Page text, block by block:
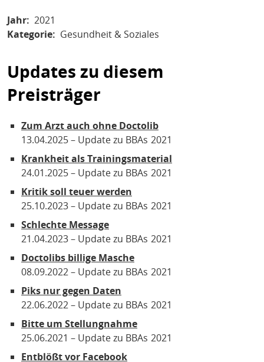
Jahr 2021
Kategorie
Gesundheit & Soziales
Updates zu diesem
Preisträger
Zum Arzt auch ohne Doctolib
13.04.2025
Update zu BBAs 2021
Krankheit als Trainingsmaterial
24.01.2025
Update zu BBAs 2021
Kritik soll teuer werden
25.10.2023
Update zu BBAs 2021
Schlechte Message
21.04.2023
Update zu BBAs 2021
Doctolibs billige Masche
08.09.2022
Update zu BBAs 2021
Piks nur gegen Daten
22.06.2022
Update zu BBAs 2021
Bitte um Stellungnahme
25.06.2021
Update zu BBAs 2021
Entblößt vor Facebook